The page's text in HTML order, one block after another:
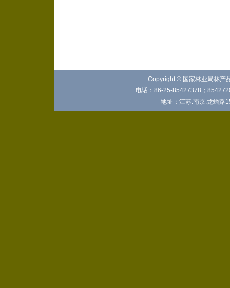
Copyright © 国家林业局林产
电话：86-25-85427378；
地址：江苏.南京.龙蟠路